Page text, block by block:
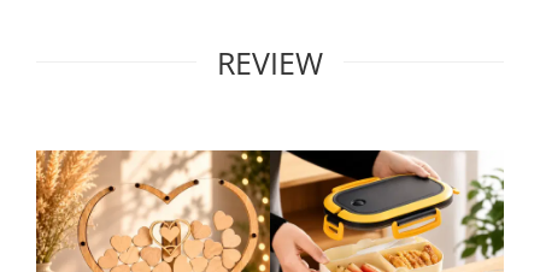
REVIEW